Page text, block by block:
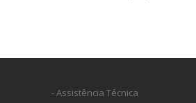
- Assistência Técnica